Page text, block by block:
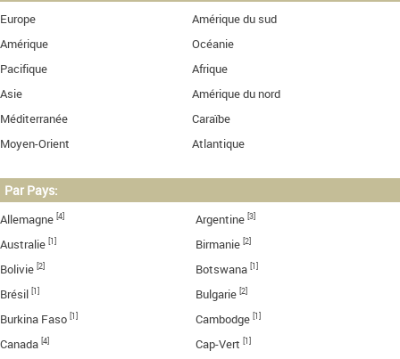
Europe
Amérique du sud
Amérique
Océanie
Pacifique
Afrique
Asie
Amérique du nord
Méditerranée
Caraïbe
Moyen-Orient
Atlantique
Par Pays:
Allemagne [4] Argentine [3]
Australie [1] Birmanie [2]
Bolivie [2] Botswana [1]
Brésil [1] Bulgarie [2]
Burkina Faso [1] Cambodge [1]
Canada [4] Cap-Vert [1]